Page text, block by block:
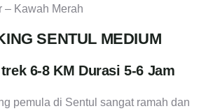
– Kawah Merah
SENTUL MEDIUM
6-8 KM Durasi 5-6 Jam
pemula di Sentul sangat ramah dan